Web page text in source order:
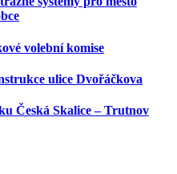
volební komise
ulice Dvořáčkova
Česká Skalice – Trutnov